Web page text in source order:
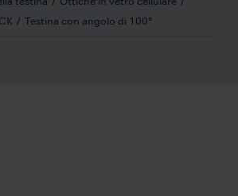
testina Ottiche in vetro cellulare
Testina con angolo di 100°